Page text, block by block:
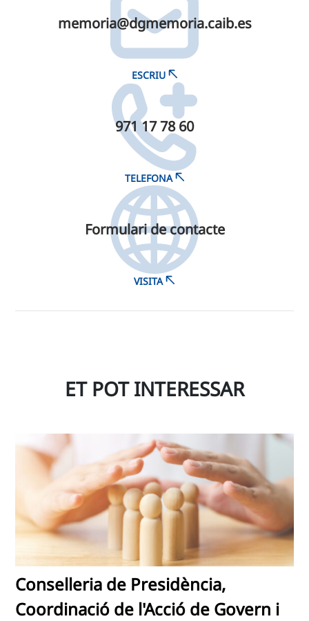
memoria@​dgmemoria.​caib.​es
ESCRIU
971 17 78 60
TELEFONA
Formulari de contacte
VISITA
ET POT INTERESSAR
Conselleria de Presidència,
Coordinació de l'Acció de Govern i